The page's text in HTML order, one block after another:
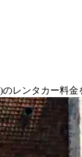
レンタカー料